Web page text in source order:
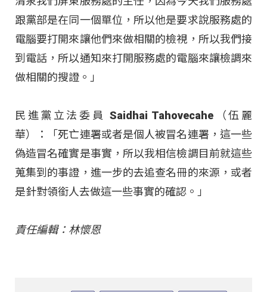
跟黨部是在同一個單位，所以他是要求說服務處的
電腦要打開來讓他們來做相關的檢視，所以我們接
到電話，所以通知來打開服務處的電腦來讓檢調來
做相關的搜證。」
民進黨立法委員 Saidhai Tahovecahe（伍麗
華）：「死亡連署或者是個人被冒名連署，這一些
偽造冒名確實是事實，所以我相信檢調目前就這些
蒐集到的事證，進一步的去追查名冊的來源，或者
是針對領銜人去做這一些事實的確認。」
責任編輯：林懷恩